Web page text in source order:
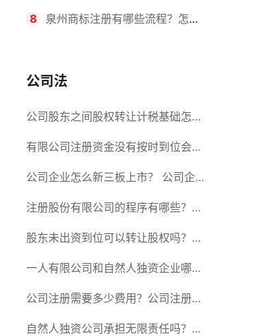
国商标办理流程有哪些？
8 泉州商标注册有哪些流程？怎么
公司法
公司股东之间股权转让计税基础怎么
确认？公司股东之间的股权转让要符
合什么要件？
有限公司注册资金没有按时到位会怎
么样？股份有限公司设立的注册条件
公司企业怎么新三板上市？ 公司企
业新三板上市的流程
注册股份有限公司的程序有哪些？注
册股份有限公司需要提交哪些材料？
股东未出资到位可以转让股权吗？股
东未出资到位能否分红？
一人有限公司和自然人独资企业哪个
好？一人公司设立条件有哪些？
公司注册需要多少费用？公司注册需
要准备什么材料？
自然人独资公司承担无限责任吗？有